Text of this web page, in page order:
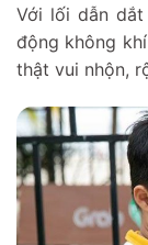
Với lối dẫn
động không
thật vui nhộn,